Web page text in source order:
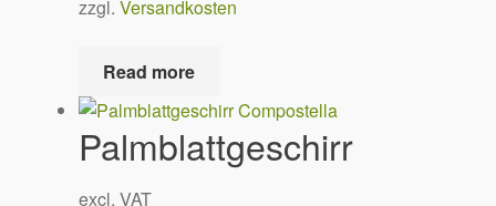
zzgl. Versandkosten
Read more
Palmblattgeschirr
excl. VAT